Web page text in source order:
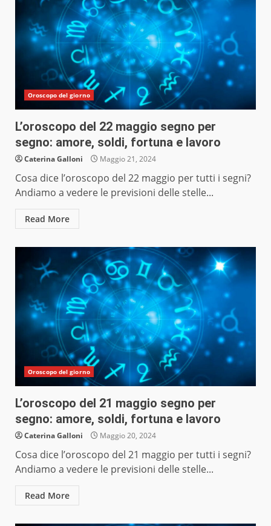
Oroscopo del giorno
L’oroscopo del 22 maggio segno per
segno: amore, soldi, fortuna e lavoro
Caterina Galloni Maggio 21, 2024
Cosa dice l’oroscopo del 22 maggio per tutti i segni?
Andiamo a vedere le previsioni delle stelle...
Read More
Oroscopo del giorno
L’oroscopo del 21 maggio segno per
segno: amore, soldi, fortuna e lavoro
Caterina Galloni Maggio 20, 2024
Cosa dice l’oroscopo del 21 maggio per tutti i segni?
Andiamo a vedere le previsioni delle stelle...
Read More